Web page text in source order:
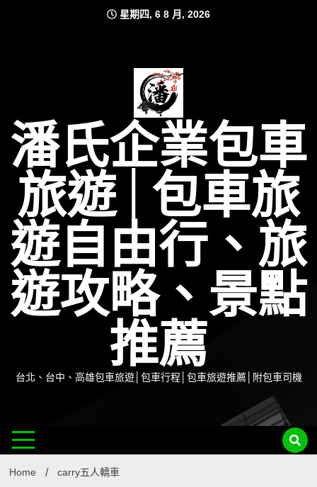
星期四, 6 8 月, 2026
潘氏企業包車
旅遊│包車旅
遊自由行、旅
遊攻略、景點
推薦
台北、台中、高雄包車旅遊│包車行程│包車旅遊推薦│附包車司機
Home carry五人轎車